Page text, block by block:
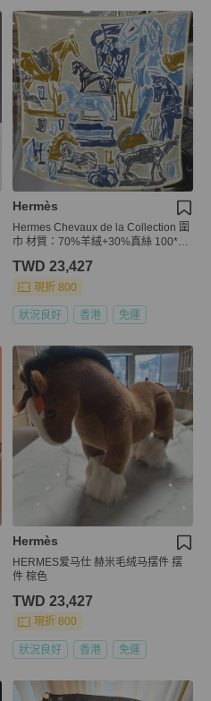
Hermès
Hermes Chevaux de la Collection 圍
巾 材質：70%羊絨+30%真絲 100*10
TWD 23,427
現折 800
狀況良好 香港 免運
Hermès
HERMES爱马仕 赫米毛绒马摆件 摆
件 棕色
TWD 23,427
現折 800
狀況良好 香港 免運